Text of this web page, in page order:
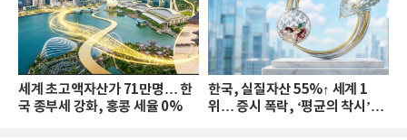
세계 초고액자산가 71만명… 한
국 종부세 강화, 홍콩 세율 0%
한국, 실질자산 55%↑ 세계 1
위… 증시 폭락, ‘평균의 착시’와